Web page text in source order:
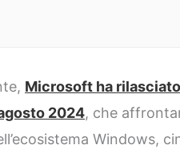
Microsoft ha
2024, che
Windows,